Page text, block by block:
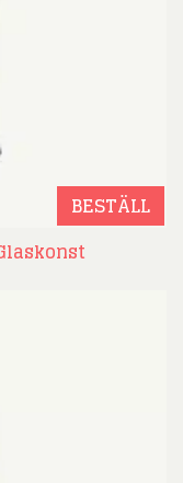
BESTÄLL